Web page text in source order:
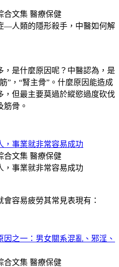
合文集 醫療保健
—人類的隱形殺手，中醫如何解
是什麼原因呢？中醫認為，是
”，“腎主骨”。什麼原因能造成
，但最主要莫過於縱慾過度砍伐
筋骨。
，事業就非常容易成功
合文集 醫療保健
，事業就非常容易成功
容易疲勞其常見表現有：
之一：男女關系混亂、邪淫、
合文集 醫療保健